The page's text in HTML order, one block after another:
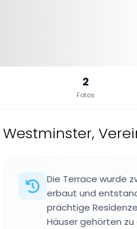
2
Fotos
Die Terrace wurde
erbaut und
prächtige
Häuser gehörten